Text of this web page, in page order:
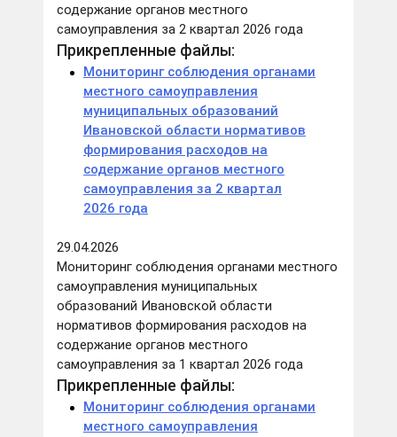
содержание органов местного
самоуправления за 2 квартал 2026 года
Прикрепленные файлы:
Мониторинг соблюдения органами
местного самоуправления
муниципальных образований
Ивановской области нормативов
формирования расходов на
содержание органов местного
самоуправления за 2 квартал
2026 года
29.04.2026
Мониторинг соблюдения органами местного
самоуправления муниципальных
образований Ивановской области
нормативов формирования расходов на
содержание органов местного
самоуправления за 1 квартал 2026 года
Прикрепленные файлы:
Мониторинг соблюдения органами
местного самоуправления